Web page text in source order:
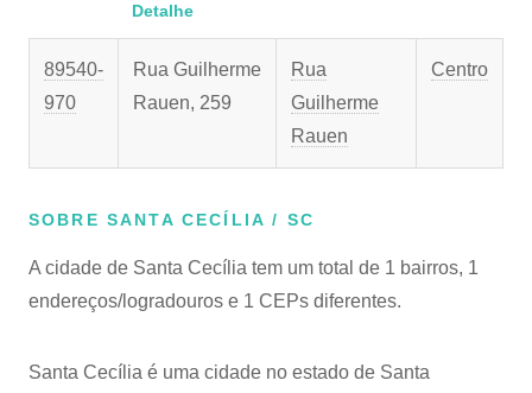
Detalhe
89540-
970
Rua Guilherme
Rauen, 259
Rua
Guilherme
Rauen
Centro
SOBRE SANTA CECÍLIA / SC
A cidade de Santa Cecília tem um total de 1 bairros, 1
endereços/logradouros e 1 CEPs diferentes.
Santa Cecília é uma cidade no estado de Santa